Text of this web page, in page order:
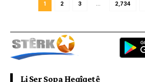
1 2 3 2,734
Li Ser Şopa Heqîqetê